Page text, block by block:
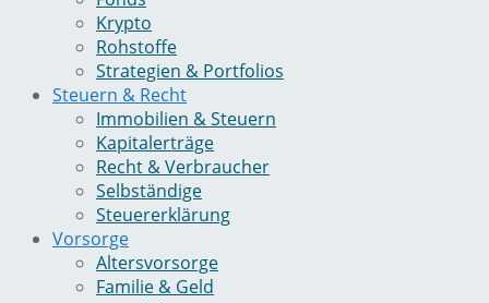
Krypto
Rohstoffe
Strategien & Portfolios
Steuern & Recht
Immobilien & Steuern
Kapitalerträge
Recht & Verbraucher
Selbständige
Steuererklärung
Vorsorge
Altersvorsorge
Familie & Geld